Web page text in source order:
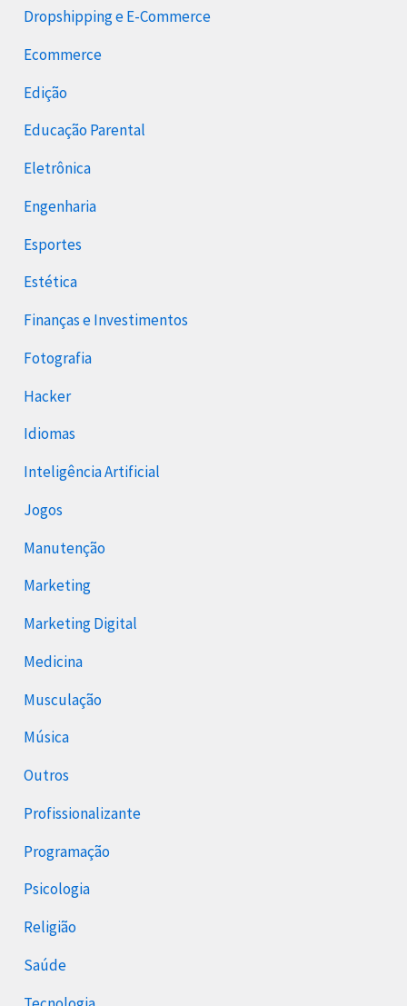
Dropshipping e E-Commerce
Ecommerce
Edição
Educação Parental
Eletrônica
Engenharia
Esportes
Estética
Finanças e Investimentos
Fotografia
Hacker
Idiomas
Inteligência Artificial
Jogos
Manutenção
Marketing
Marketing Digital
Medicina
Musculação
Música
Outros
Profissionalizante
Programação
Psicologia
Religião
Saúde